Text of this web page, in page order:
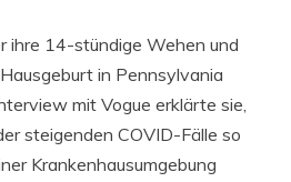
ihre 14-stündige Wehen und
in Pennsylvania
mit Vogue erklärte sie,
steigenden COVID-Fälle so
Krankenhausumgebung